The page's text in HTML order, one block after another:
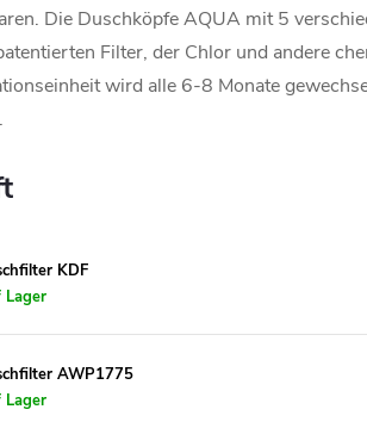
Die Duschköpfe AQUA mit 5
Filter, der Chlor und andere
wird alle 6-8 Monate
KDF
AWP1775